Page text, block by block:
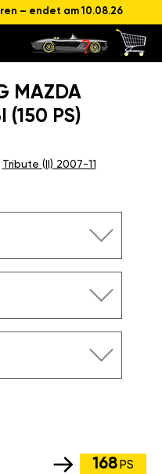
– endet am 10.08.26
MAZDA
(150 PS)
Tribute (II) 2007-11
168 PS